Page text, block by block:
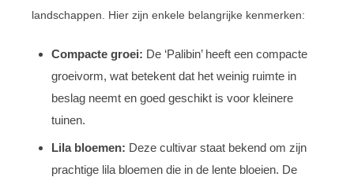
landschappen. Hier zijn enkele belangrijke kenmerken:
Compacte groei: De ‘Palibin’ heeft een compacte
groeivorm, wat betekent dat het weinig ruimte in
beslag neemt en goed geschikt is voor kleinere
tuinen.
Lila bloemen: Deze cultivar staat bekend om zijn
prachtige lila bloemen die in de lente bloeien. De